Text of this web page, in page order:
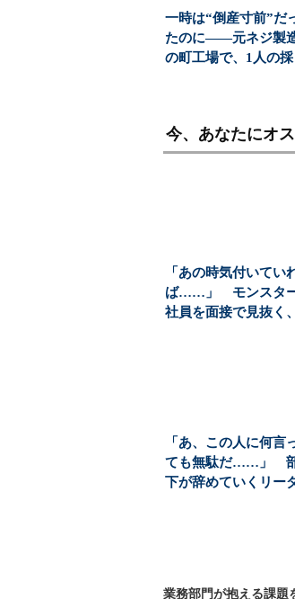
一時は“倒産寸前”だ
たのに――元ネジ製
の町工場で、1人の採
今、あなたにオ
「あの時気付いてい
ば……」 モンスタ
社員を面接で見抜く、
「あ、この人に何言
ても無駄だ……」
下が辞めていくリー
業務部門が抱える課題